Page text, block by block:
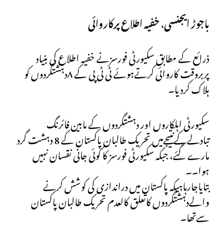
باجوڑ ایجنسی،خفیہ اطلاع پرکاروائی
ذرائع کے مطابق سکیورٹی فورسزنے خفیہ اطلاع کی بنیاد
پربروقت کاروائی کرتےہوئے ٹی ٹی پی کے ۸دہشتگردوں کو
ہلاک کردیا۔
سکیورٹی اہلکاروں اور دہشتگردوں کے مابین فائرنگ
تبادلےکےنتیجےمیں تحریک طالبان پاکستان کے 8 دہشت گرد
مارے گئے، جبکہ سکیورٹی فورسز کا کوئی جانی نقسان نہیں
ہوا۔۔
بتایاجارہاہیکہ پاکستان میں دراندازی کی کوشش کرنے
والےدہشتگردوں کاتعلق کالعدم تحریک طالبان پاکستان
سےتھا۔